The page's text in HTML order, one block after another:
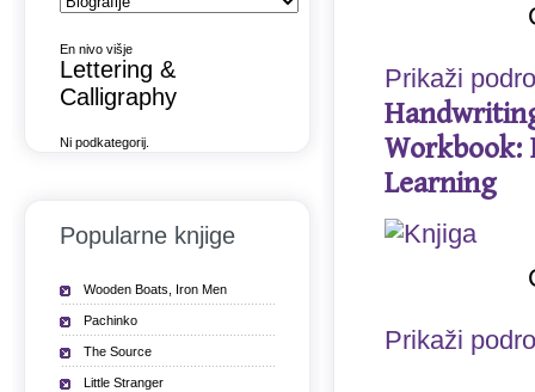
Prikaži
Workbook:
Learning
Prikaži
En nivo višje
Lettering &
Calligraphy
Ni podkategorij.
Popularne knjige
Wooden Boats, Iron Men
Pachinko
The Source
Little Stranger